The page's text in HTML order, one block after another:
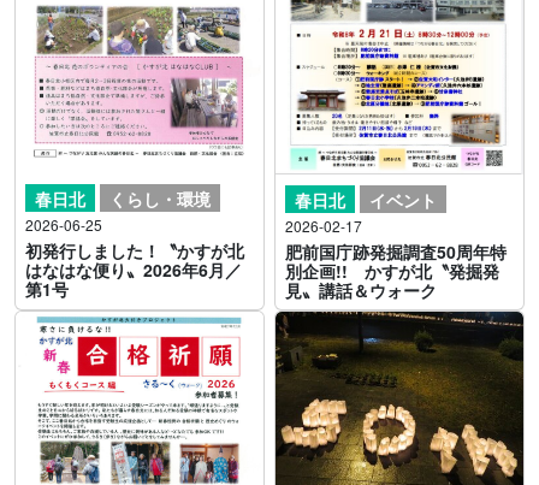
春日北 くらし・環境
2026-06-25
初発行しました！〝かすが北
はなはな便り〟2026年6月／
第1号
春日北 イベント
2026-02-17
肥前国庁跡発掘調査50周年特
別企画!! かすが北〝発掘発
見〟講話＆ウォーク